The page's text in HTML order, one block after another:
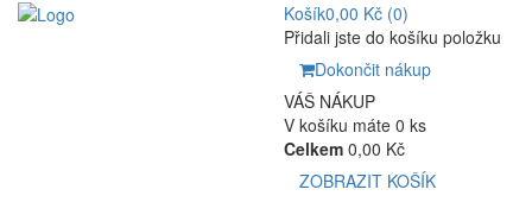
Košík0,00 Kč (0)
Přidali jste do košíku položku
Dokončit nákup
VÁŠ NÁKUP
V košíku máte 0 ks
Celkem 0,00 Kč
ZOBRAZIT KOŠÍK